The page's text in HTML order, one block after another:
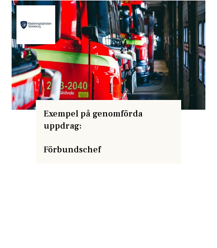
Exempel på genomförda
uppdrag:
Förbundschef